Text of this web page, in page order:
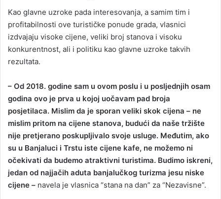
Kao glavne uzroke pada interesovanja, a samim tim i
profitabilnosti ove turističke ponude grada, vlasnici
izdvajaju visoke cijene, veliki broj stanova i visoku
konkurentnost, ali i politiku kao glavne uzroke takvih
rezultata.
– Od 2018. godine sam u ovom poslu i u posljednjih osam
godina ovo je prva u kojoj uočavam pad broja
posjetilaca. Mislim da je sporan veliki skok cijena – ne
mislim pritom na cijene stanova, budući da naše tržište
nije pretjerano poskupljivalo svoje usluge. Međutim, ako
su u Banjaluci i Trstu iste cijene kafe, ne možemo ni
očekivati da budemo atraktivni turistima. Budimo iskreni,
jedan od najjačih aduta banjalučkog turizma jesu niske
cijene – navela je vlasnica “stana na dan” za “Nezavisne”.